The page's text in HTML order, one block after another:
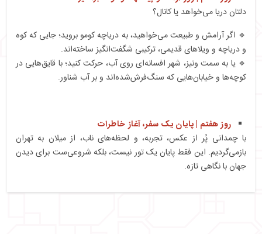
دلتان دریا می‌خواهد یا کانال؟
🔹 اگر آرامش و طبیعت می‌خواهید، به دریاچه کومو بروید؛ جایی که کوه
و دریاچه و ویلاهای قدیمی، ترکیبی شگفت‌انگیز ساخته‌اند.
🔹 یا به سمت ونیز، شهر افسانه‌ای روی آب، حرکت کنید؛ با قایق‌هایی در
کوچه‌ها و خیابان‌هایی که سنگ‌فرش‌شده‌اند و بر آب شناور.
روز هفتم | پایان یک سفر، آغاز خاطرات
با چمدانی پُر از عکس، تجربه، و لحظه‌های ناب، از میلان به تهران
بازمی‌گردیم. این فقط پایان یک تور نیست، بلکه شروعی‌ست برای دیدن
جهان با نگاهی تازه.